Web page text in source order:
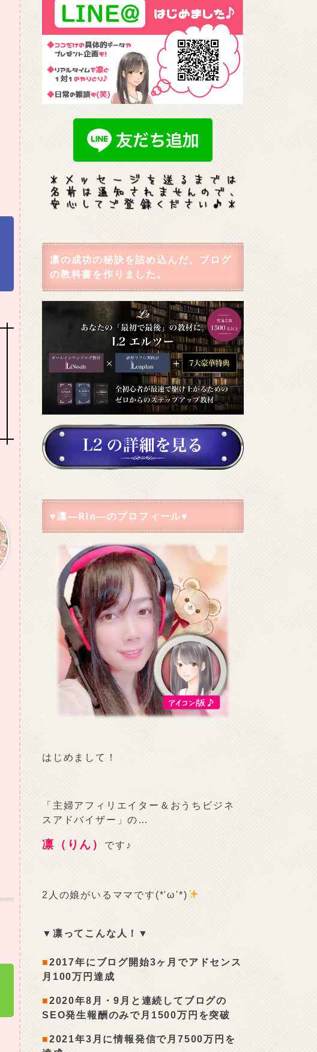
凛の成功の秘訣を詰め込んだ、ブログ
の教科書を作りました。
♥凛―Rin―のプロフィール♥
はじめまして！
「主婦アフィリエイター＆おうちビジネ
スアドバイザー」の…
凛（りん） です♪
2人の娘がいるママです(*'ω'*)
▼凛ってこんな人！▼
■2017年にブログ開始3ヶ月でアドセンス
月100万円達成
■2020年8月・9月と連続してブログの
SEO発生報酬のみで月1500万円を突破
■2021年3月に情報発信で月7500万円を